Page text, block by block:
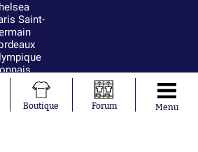
Saint-
Madrid
Strasbourg
Boutique Forum Menu